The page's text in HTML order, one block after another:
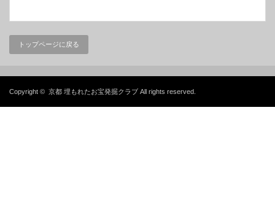
トップページに戻る
Copyright © 京都 埋もれたお宝発掘クラブ All rights reserved.